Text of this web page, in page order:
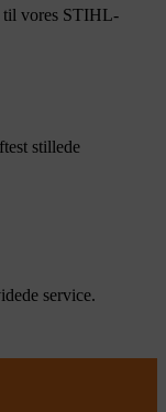
til vores STIHL-
stillede
service.